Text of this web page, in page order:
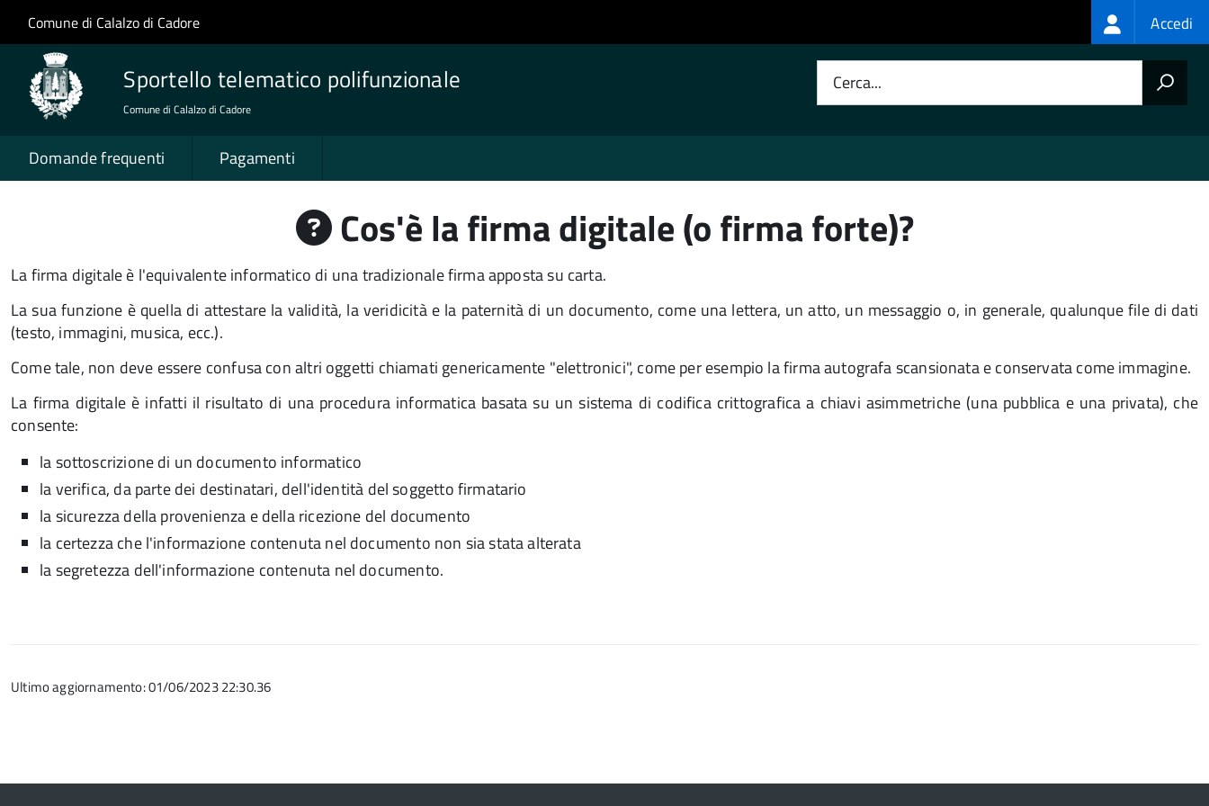
Salta al contenuto principale
Skip to site navigation
Comune di Calalzo di Cadore Login
menu
Accedi
Sportello telematico polifunzionale
Comune di Calalzo di Cadore
Cerca...
Domande frequenti Pagamenti
Cos'è la firma digitale (o firma forte)?
La firma digitale è l'equivalente informatico di una tradizionale firma apposta su carta.
La sua funzione è quella di attestare la validità, la veridicità e la paternità di un documento, come una lettera, un atto, un messaggio o, in generale, qualunque file di dati
(testo, immagini, musica, ecc.).
Come tale, non deve essere confusa con altri oggetti chiamati genericamente "elettronici", come per esempio la firma autografa scansionata e conservata come immagine.
La firma digitale è infatti il risultato di una procedura informatica basata su un sistema di codifica crittografica a chiavi asimmetriche (una pubblica e una privata), che
consente:
la sottoscrizione di un documento informatico
la verifica, da parte dei destinatari, dell'identità del soggetto firmatario
la sicurezza della provenienza e della ricezione del documento
la certezza che l'informazione contenuta nel documento non sia stata alterata
la segretezza dell'informazione contenuta nel documento.
Ultimo aggiornamento: 01/06/2023 22:30.36